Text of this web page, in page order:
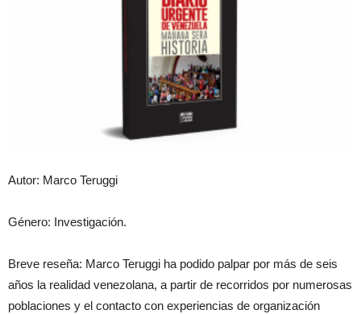
Autor: Marco Teruggi
Género: Investigación.
Breve reseña: Marco Teruggi ha podido palpar por más de seis
años la realidad venezolana, a partir de recorridos por numerosas
poblaciones y el contacto con experiencias de organización